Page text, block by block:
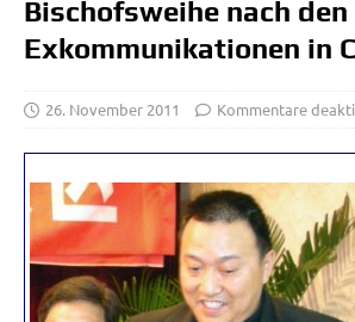
Bischofsweihe nach den
Exkommunikationen in
26. November 2011 Kommentare